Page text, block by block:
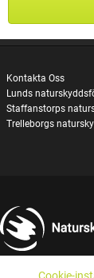
Kontakta Oss
Lunds
Staffanstorps
Trelleborgs